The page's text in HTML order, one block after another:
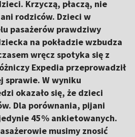
Krzyczą, płaczą, nie
rodziców. Dzieci w
pasażerów prawdziwy
na pokładzie wzbudza
wręcz spotyka się z
Expedia przeprowadził
sprawie. W wyniku
okazało się, że dzieci
Dla porównania, pijani
45% ankietowanych.
musimy znosić